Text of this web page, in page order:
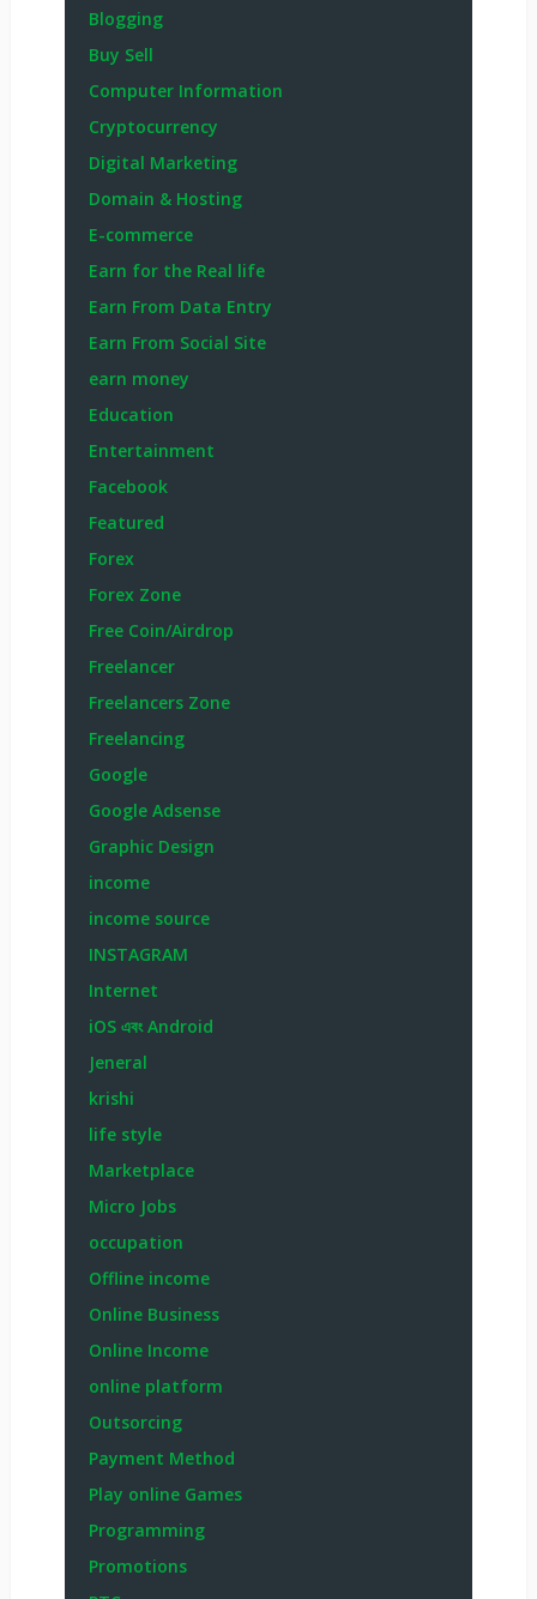
Blogging
Buy Sell
Computer Information
Cryptocurrency
Digital Marketing
Domain & Hosting
E-commerce
Earn for the Real life
Earn From Data Entry
Earn From Social Site
earn money
Education
Entertainment
Facebook
Featured
Forex
Forex Zone
Free Coin/Airdrop
Freelancer
Freelancers Zone
Freelancing
Google
Google Adsense
Graphic Design
income
income source
INSTAGRAM
Internet
iOS এবং Android
Jeneral
krishi
life style
Marketplace
Micro Jobs
occupation
Offline income
Online Business
Online Income
online platform
Outsorcing
Payment Method
Play online Games
Programming
Promotions